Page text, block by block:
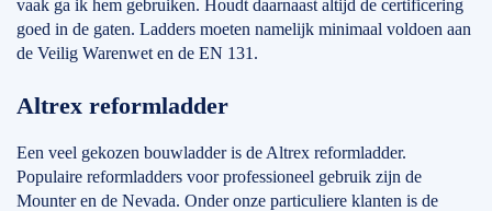
vaak ga ik hem gebruiken. Houdt daarnaast altijd de certificering
goed in de gaten. Ladders moeten namelijk minimaal voldoen aan
de Veilig Warenwet en de EN 131.
Altrex reformladder
Een veel gekozen bouwladder is de Altrex reformladder.
Populaire reformladders voor professioneel gebruik zijn de
Mounter en de Nevada. Onder onze particuliere klanten is de